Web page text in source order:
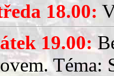
18.00:
19.00:
Téma: